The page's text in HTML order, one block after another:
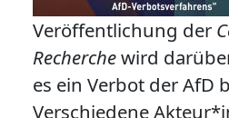
Veröffentlichung der
Recherchewird
es ein Verbot der AfD
Verschiedene